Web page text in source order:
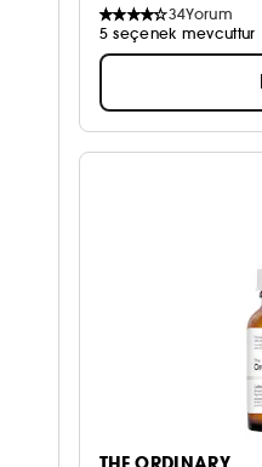
34Yorum
5 seçenek mevcuttur